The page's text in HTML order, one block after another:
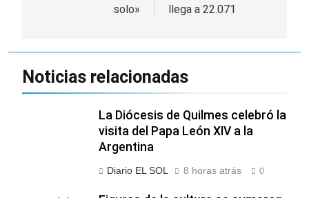
solo»
llega a 22.071
Noticias relacionadas
La Diócesis de Quilmes celebró la
visita del Papa León XIV a la
Argentina
Diario EL SOL 8 horas atrás 0